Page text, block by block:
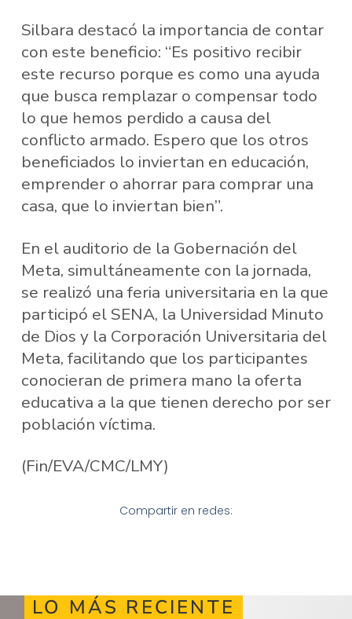
Silbara destacó la importancia de contar
con este beneficio: “Es positivo recibir
este recurso porque es como una ayuda
que busca remplazar o compensar todo
lo que hemos perdido a causa del
conflicto armado. Espero que los otros
beneficiados lo inviertan en educación,
emprender o ahorrar para comprar una
casa, que lo inviertan bien”.
En el auditorio de la Gobernación del
Meta, simultáneamente con la jornada,
se realizó una feria universitaria en la que
participó el SENA, la Universidad Minuto
de Dios y la Corporación Universitaria del
Meta, facilitando que los participantes
conocieran de primera mano la oferta
educativa a la que tienen derecho por ser
población víctima.
(Fin/EVA/CMC/LMY)
Compartir en redes:
LO MÁS RECIENTE